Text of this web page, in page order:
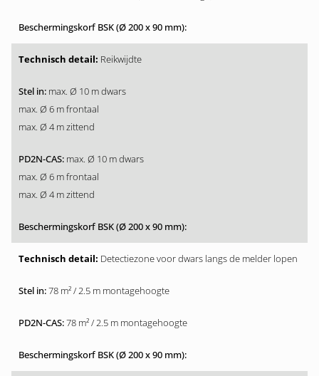
Reikwijdte
max. Ø 10 m dwars
max. Ø 6 m frontaal
max. Ø 4 m zittend
max. Ø 10 m dwars
max. Ø 6 m frontaal
max. Ø 4 m zittend
Detectiezone voor dwars langs de melder lopen
78 m² / 2.5 m montagehoogte
78 m² / 2.5 m montagehoogte